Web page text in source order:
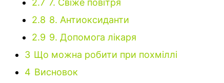
2.7 7. Свіже повітря
2.8 8. Антиоксиданти
2.9 9. Допомога лікаря
3 Що можна робити при похміллі
4 Висновок